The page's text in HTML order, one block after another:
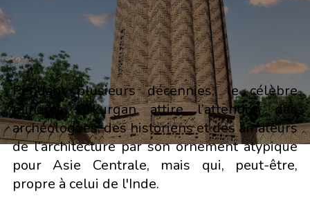
Pendant plusieurs décennies, le célèbre
minaret Jarkurgan attire l’attention des
archéologues, des historiens et des amateurs
de l’architecture par son ornement atypique
pour Asie Centrale, mais qui, peut-être,
propre à celui de l'Inde.